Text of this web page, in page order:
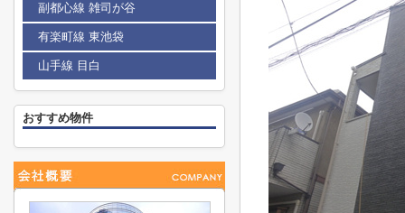
副都心線 雑司が谷
有楽町線 東池袋
山手線 目白
おすすめ物件